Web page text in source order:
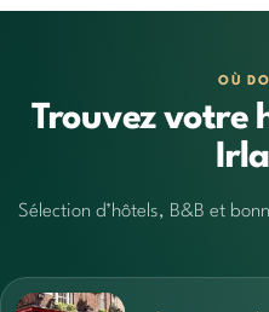
OÙ
Trouvez votre
Sélection d’hôtels, B&B et